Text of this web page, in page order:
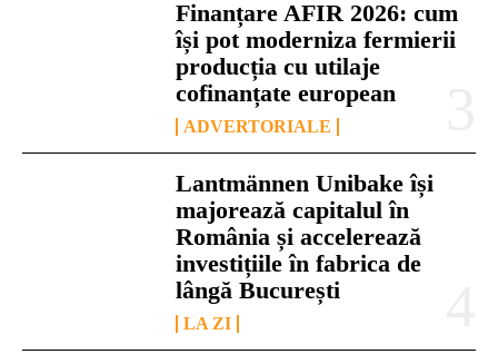
Finanțare AFIR 2026: cum
își pot moderniza fermierii
producția cu utilaje
cofinanțate european
ADVERTORIALE
Lantmännen Unibake își
majorează capitalul în
România și accelerează
investițiile în fabrica de
lângă București
LA ZI